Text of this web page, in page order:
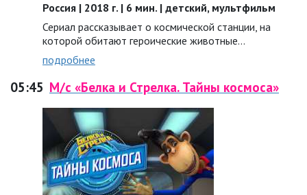
Россия | 2018 г. | 6 мин. | детский, мультфильм
Сериал рассказывает о космической станции, на
которой обитают героические животные…
подробнее
05:45 М/с «Белка и Стрелка. Тайны космоса»